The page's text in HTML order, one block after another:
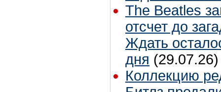
The Beatles
отсчет до
Ждать
дня (29.07.26)
Коллекцию